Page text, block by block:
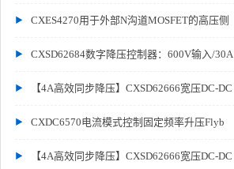
CXES4270用于外部N沟道MOSFET的高压侧
CXSD62684数字降压控制器：600V输入/30A
【4A高效同步降压】CXSD62666宽压DC-DC
CXDC6570电流模式控制固定频率升压Flyb
【4A高效同步降压】CXSD62666宽压DC-DC